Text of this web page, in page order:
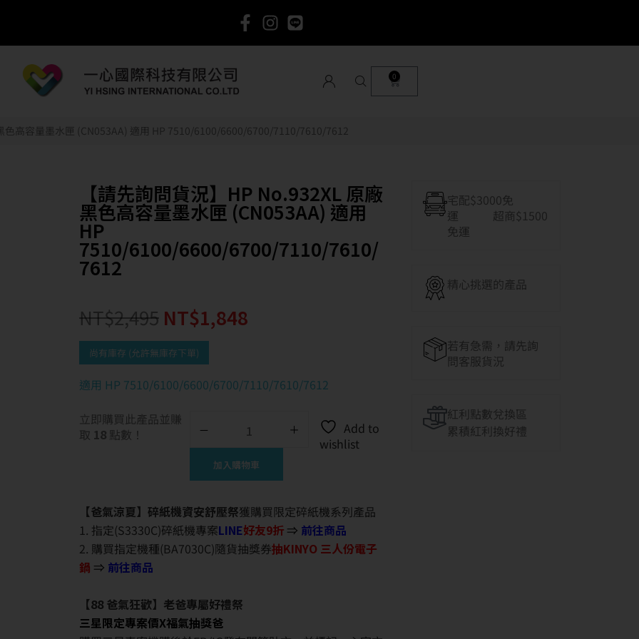
0
色高容量墨水匣 (CN053AA) 適用 HP 7510/6100/6600/6700/7110/7610/7612
【請先詢問貨況】HP No.932XL 原廠
黑色高容量墨水匣 (CN053AA) 適用
HP
7510/6100/6600/6700/7110/7610/
7612
NT$2,495 NT$1,848
尚有庫存 (允許無庫存下單)
適用 HP 7510/6100/6600/6700/7110/7610/7612
立即購買此產品並賺
取 18點數！
加入購物車
Add to
wishlist
【爸氣涼夏】碎紙機資安舒壓祭獲購買限定碎紙機系列產品
1. 指定(S3330C)碎紙機專案LINE好友9折 ⇒ 前往商品
2. 購買指定機種(BA7030C)隨貨抽獎券抽KINYO 三人份電子
鍋 ⇒ 前往商品
【88 爸氣狂歡】老爸專屬好禮祭
三星限定專案價X福氣抽獎爸
宅配$3000免
運 超商$1500
免運
精心挑選的產品
若有急需，請先詢
問客服貨況
紅利點數兌換區
累積紅利換好禮